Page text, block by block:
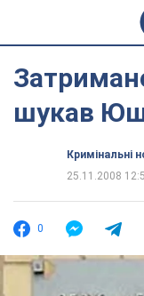
шукав
Кримінальні
25.11.2008
0